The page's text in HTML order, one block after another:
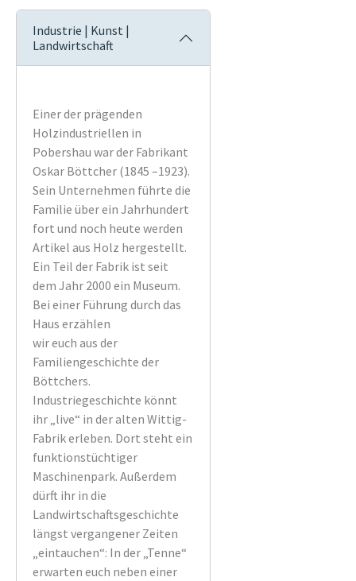
Industrie | Kunst |
Landwirtschaft
Einer der prägenden
Holzindustriellen in
Pobershau war der Fabrikant
Oskar Böttcher (1845 –1923).
Sein Unternehmen führte die
Familie über ein Jahrhundert
fort und noch heute werden
Artikel aus Holz hergestellt.
Ein Teil der Fabrik ist seit
dem Jahr 2000 ein Museum.
Bei einer Führung durch das
Haus erzählen
wir euch aus der
Familiengeschichte der
Böttchers.
Industriegeschichte könnt
ihr „live“ in der alten Wittig-
Fabrik erleben. Dort steht ein
funktionstüchtiger
Maschinenpark. Außerdem
dürft ihr in die
Landwirtschaftsgeschichte
längst vergangener Zeiten
„eintauchen“: In der „Tenne“
erwarten euch neben einer